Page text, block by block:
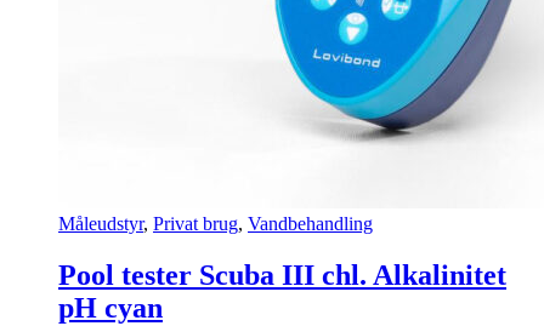
Måleudstyr, Privat brug, Vandbehandling
Pool tester Scuba III chl. Alkalinitet
pH cyan